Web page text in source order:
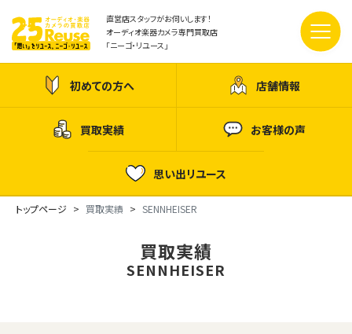
直営店スタッフがお伺いします！
オーディオ楽器カメラ専門買取店
「ニーゴ・リユース」
初めての方へ 店舗情報
買取実績 お客様の声
思い出リユース
トップページ 買取実績 SENNHEISER
買取実績
SENNHEISER